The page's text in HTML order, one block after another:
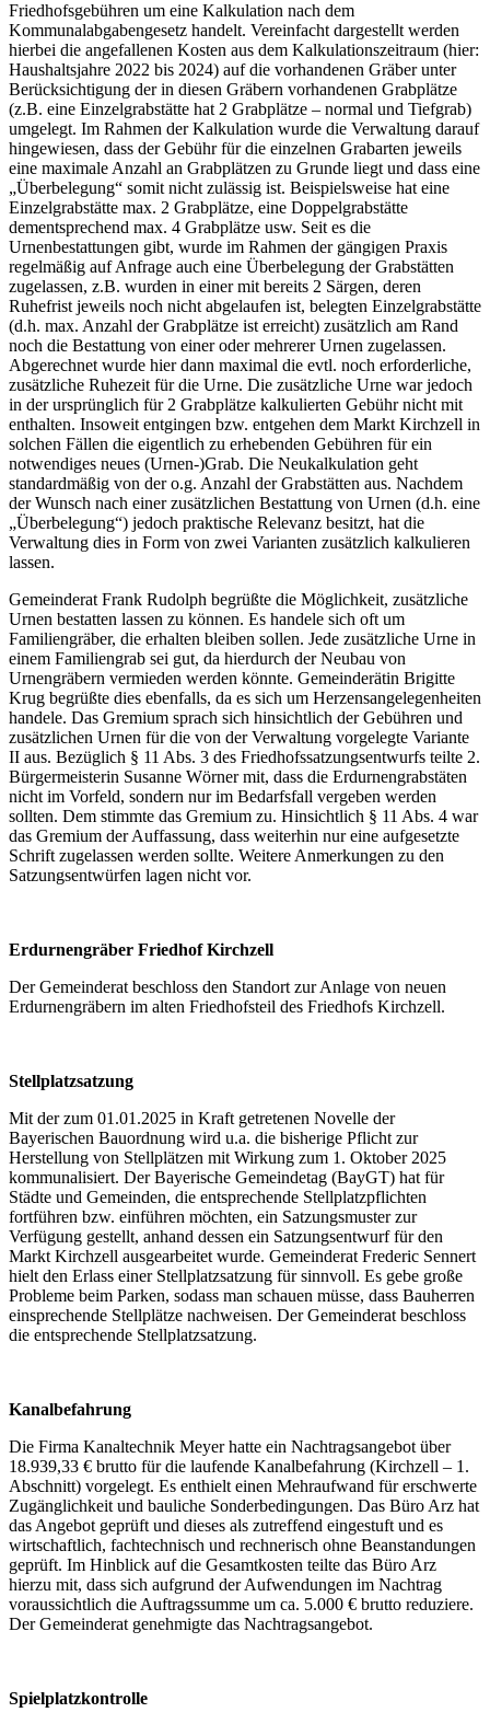
Friedhofsgebühren um eine Kalkulation nach dem
Kommunalabgabengesetz handelt. Vereinfacht dargestellt werden
hierbei die angefallenen Kosten aus dem Kalkulationszeitraum (hier:
Haushaltsjahre 2022 bis 2024) auf die vorhandenen Gräber unter
Berücksichtigung der in diesen Gräbern vorhandenen Grabplätze
(z.B. eine Einzelgrabstätte hat 2 Grabplätze – normal und Tiefgrab)
umgelegt. Im Rahmen der Kalkulation wurde die Verwaltung darauf
hingewiesen, dass der Gebühr für die einzelnen Grabarten jeweils
eine maximale Anzahl an Grabplätzen zu Grunde liegt und dass eine
„Überbelegung“ somit nicht zulässig ist. Beispielsweise hat eine
Einzelgrabstätte max. 2 Grabplätze, eine Doppelgrabstätte
dementsprechend max. 4 Grabplätze usw. Seit es die
Urnenbestattungen gibt, wurde im Rahmen der gängigen Praxis
regelmäßig auf Anfrage auch eine Überbelegung der Grabstätten
zugelassen, z.B. wurden in einer mit bereits 2 Särgen, deren
Ruhefrist jeweils noch nicht abgelaufen ist, belegten Einzelgrabstätte
(d.h. max. Anzahl der Grabplätze ist erreicht) zusätzlich am Rand
noch die Bestattung von einer oder mehrerer Urnen zugelassen.
Abgerechnet wurde hier dann maximal die evtl. noch erforderliche,
zusätzliche Ruhezeit für die Urne. Die zusätzliche Urne war jedoch
in der ursprünglich für 2 Grabplätze kalkulierten Gebühr nicht mit
enthalten. Insoweit entgingen bzw. entgehen dem Markt Kirchzell in
solchen Fällen die eigentlich zu erhebenden Gebühren für ein
notwendiges neues (Urnen-)Grab. Die Neukalkulation geht
standardmäßig von der o.g. Anzahl der Grabstätten aus. Nachdem
der Wunsch nach einer zusätzlichen Bestattung von Urnen (d.h. eine
„Überbelegung“) jedoch praktische Relevanz besitzt, hat die
Verwaltung dies in Form von zwei Varianten zusätzlich kalkulieren
lassen.
Gemeinderat Frank Rudolph begrüßte die Möglichkeit, zusätzliche
Urnen bestatten lassen zu können. Es handele sich oft um
Familiengräber, die erhalten bleiben sollen. Jede zusätzliche Urne in
einem Familiengrab sei gut, da hierdurch der Neubau von
Urnengräbern vermieden werden könnte. Gemeinderätin Brigitte
Krug begrüßte dies ebenfalls, da es sich um Herzensangelegenheiten
handele. Das Gremium sprach sich hinsichtlich der Gebühren und
zusätzlichen Urnen für die von der Verwaltung vorgelegte Variante
II aus. Bezüglich § 11 Abs. 3 des Friedhofssatzungsentwurfs teilte 2.
Bürgermeisterin Susanne Wörner mit, dass die Erdurnengrabstäten
nicht im Vorfeld, sondern nur im Bedarfsfall vergeben werden
sollten. Dem stimmte das Gremium zu. Hinsichtlich § 11 Abs. 4 war
das Gremium der Auffassung, dass weiterhin nur eine aufgesetzte
Schrift zugelassen werden sollte. Weitere Anmerkungen zu den
Satzungsentwürfen lagen nicht vor.
Erdurnengräber Friedhof Kirchzell
Der Gemeinderat beschloss den Standort zur Anlage von neuen
Erdurnengräbern im alten Friedhofsteil des Friedhofs Kirchzell.
Stellplatzsatzung
Mit der zum 01.01.2025 in Kraft getretenen Novelle der
Bayerischen Bauordnung wird u.a. die bisherige Pflicht zur
Herstellung von Stellplätzen mit Wirkung zum 1. Oktober 2025
kommunalisiert. Der Bayerische Gemeindetag (BayGT) hat für
Städte und Gemeinden, die entsprechende Stellplatzpflichten
fortführen bzw. einführen möchten, ein Satzungsmuster zur
Verfügung gestellt, anhand dessen ein Satzungsentwurf für den
Markt Kirchzell ausgearbeitet wurde. Gemeinderat Frederic Sennert
hielt den Erlass einer Stellplatzsatzung für sinnvoll. Es gebe große
Probleme beim Parken, sodass man schauen müsse, dass Bauherren
einsprechende Stellplätze nachweisen. Der Gemeinderat beschloss
die entsprechende Stellplatzsatzung.
Kanalbefahrung
Die Firma Kanaltechnik Meyer hatte ein Nachtragsangebot über
18.939,33 € brutto für die laufende Kanalbefahrung (Kirchzell – 1.
Abschnitt) vorgelegt. Es enthielt einen Mehraufwand für erschwerte
Zugänglichkeit und bauliche Sonderbedingungen. Das Büro Arz hat
das Angebot geprüft und dieses als zutreffend eingestuft und es
wirtschaftlich, fachtechnisch und rechnerisch ohne Beanstandungen
geprüft. Im Hinblick auf die Gesamtkosten teilte das Büro Arz
hierzu mit, dass sich aufgrund der Aufwendungen im Nachtrag
voraussichtlich die Auftragssumme um ca. 5.000 € brutto reduziere.
Der Gemeinderat genehmigte das Nachtragsangebot.
Spielplatzkontrolle